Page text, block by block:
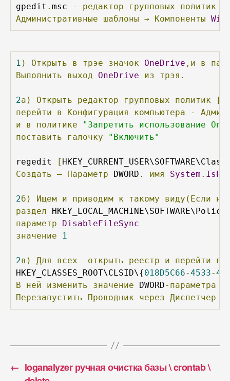
gpedit . msc - редактор групповых
политик
Административные
шаблоны → Компоненты
1 ) Открыть в трэе значок OneDrive ,и в
Выполнить
выход OneDrive из трэя.
2а) Открыть редактор групповых политик [
перейти
в Конфигурация компьютера -
и
в политике
"Запретить использование
поставить
галочку "Включить"
regedit [
Создать – Параметр DWORD . имя System .
2б) Ищем и приводим к такому виду(Если
раздел
параметр
DisableFileSync
значение
1
2в) Для всех открыть реестр и перейти в
HKEY_CLASSES_ROOT\CLSID\{018D5C66-4533-
В
ней изменить значение DWORD-параметра
Перезапустить
Проводник через Диспетчер
← loganalyzer ручная очистка базы \ crontab \